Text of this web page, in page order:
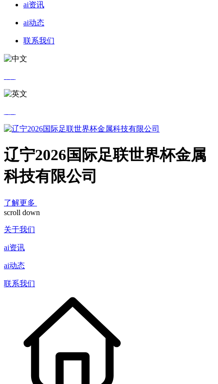
ai资讯
ai动态
联系我们
辽宁2026国际足联世界杯金属
科技有限公司
了解更多
scroll down
关于我们
ai资讯
ai动态
联系我们